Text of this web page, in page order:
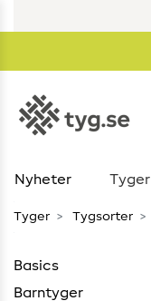
Nyheter Tyger
Tyger Tygsorter
Basics
Barntyger